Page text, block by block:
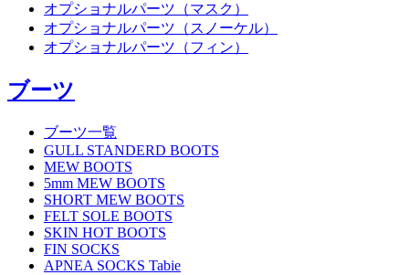
オプショナルパーツ（マスク）
オプショナルパーツ（スノーケル）
オプショナルパーツ（フィン）
ブーツ
ブーツ一覧
GULL STANDERD BOOTS
MEW BOOTS
5mm MEW BOOTS
SHORT MEW BOOTS
FELT SOLE BOOTS
SKIN HOT BOOTS
FIN SOCKS
APNEA SOCKS Tabie